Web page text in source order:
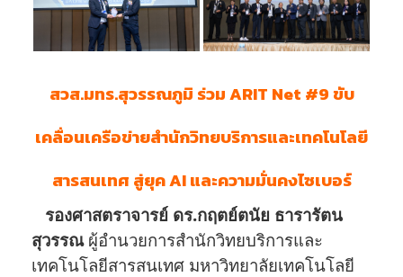
สวส.มทร.สุวรรณภูมิ ร่วม ARIT Net #9 ขับ
เคลื่อนเครือข่ายสำนักวิทยบริการและเทคโนโลยี
สารสนเทศ สู่ยุค AI และความมั่นคงไซเบอร์
รองศาสตราจารย์ ดร.กฤตย์ตนัย ธารารัตน
สุวรรณผู้อำนวยการสำนักวิทยบริการและ
เทคโนโลยีสารสนเทศ มหาวิทยาลัยเทคโนโลยี